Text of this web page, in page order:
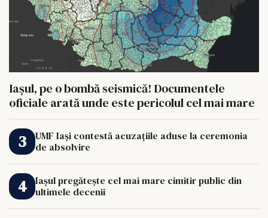
Iașul, pe o bombă seismică! Documentele
oficiale arată unde este pericolul cel mai mare
UMF Iași contestă acuzațiile aduse la ceremonia
de absolvire
Iașul pregătește cel mai mare cimitir public din
ultimele decenii